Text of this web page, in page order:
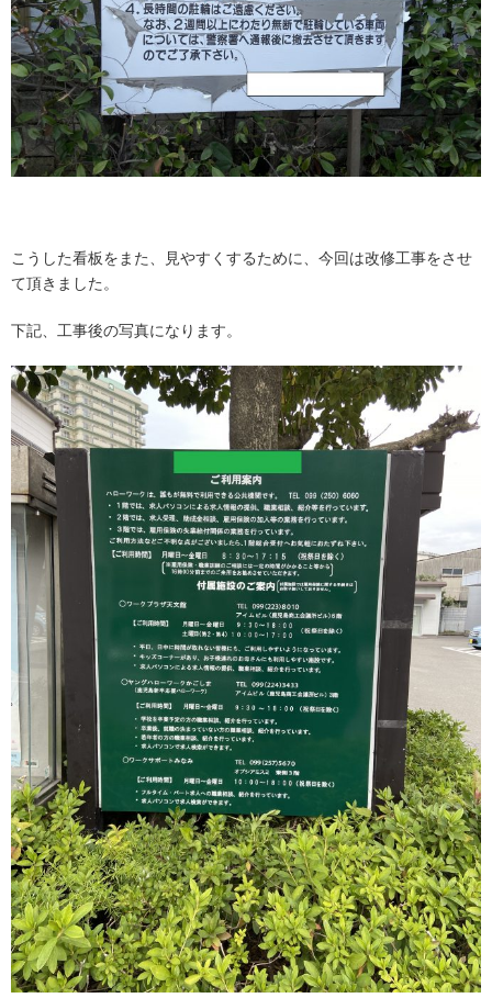
こうした看板をまた、見やすくするために、今回は改修工事をさせ
て頂きました。
下記、工事後の写真になります。